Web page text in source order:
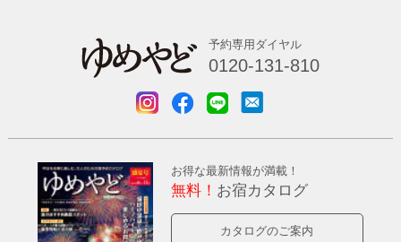
予約専用ダイヤル
0120-131-810
お得な最新情報が満載！
無料！ お宿カタログ
カタログのご案内